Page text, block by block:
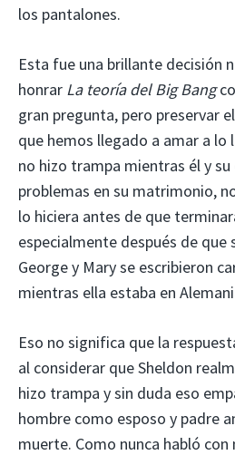
los pantalones.
Esta fue una brillante decisión
honrar La teoría del Big Bang
gran pregunta, pero preservar
que hemos llegado a amar a lo
no hizo trampa mientras él y su
problemas en su matrimonio,
lo hiciera antes de que
especialmente después de
George y Mary se escribieron
mientras ella estaba en
Eso no significa que la
al considerar que Sheldon
hizo trampa y sin duda eso
hombre como esposo y padre
muerte. Como nunca habló con